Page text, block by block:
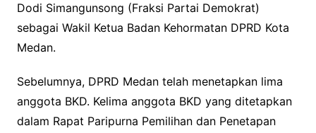
Dodi Simangunsong (Fraksi Partai Demokrat)
sebagai Wakil Ketua Badan Kehormatan DPRD Kota
Medan.
Sebelumnya, DPRD Medan telah menetapkan lima
anggota BKD. Kelima anggota BKD yang ditetapkan
dalam Rapat Paripurna Pemilihan dan Penetapan